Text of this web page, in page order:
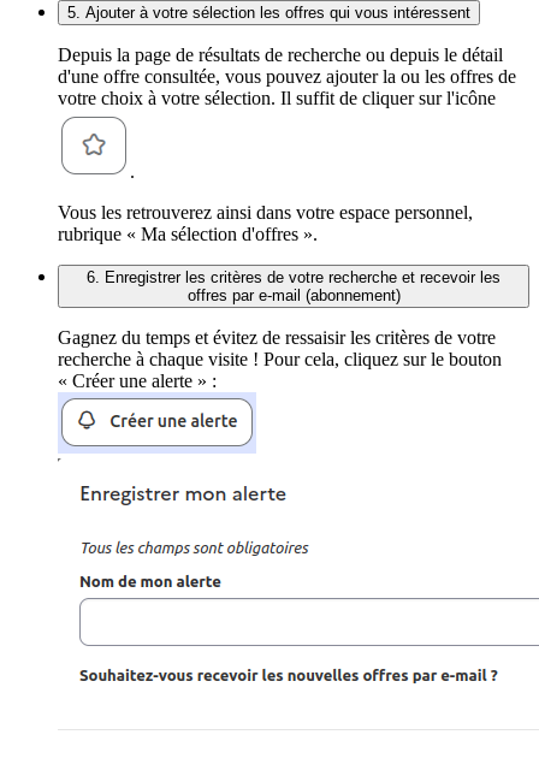
5. Ajouter à votre sélection les offres qui vous intéressent
Depuis la page de résultats de recherche ou depuis le détail
d'une offre consultée, vous pouvez ajouter la ou les offres de
votre choix à votre sélection. Il suffit de cliquer sur l'icône
.
Vous les retrouverez ainsi dans votre espace personnel,
rubrique « Ma sélection d'offres ».
6. Enregistrer les critères de votre recherche et recevoir les
offres par e-mail (abonnement)
Gagnez du temps et évitez de ressaisir les critères de votre
recherche à chaque visite ! Pour cela, cliquez sur le bouton
« Créer une alerte » :